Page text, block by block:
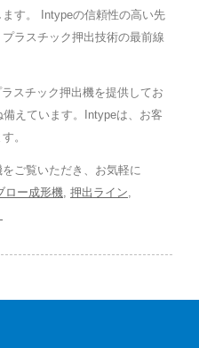
す。 Intypeの信頼性の高い先
ラスチック押出技術の最前線
スチック押出機を提供してお
えています。Intypeは、お客
。
ご覧いただき、お気軽に
ロー成形機 押出ライン